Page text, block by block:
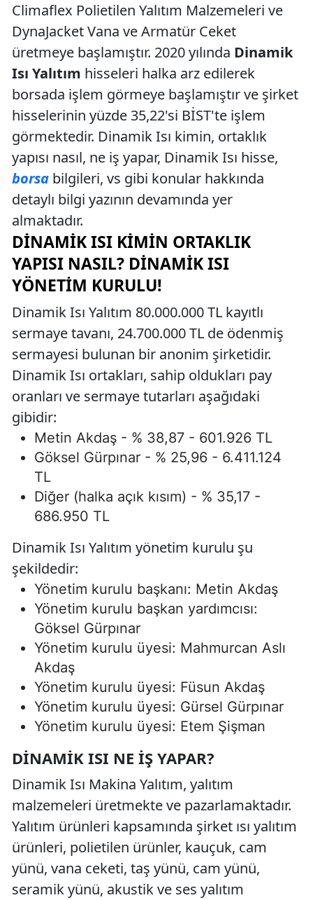
Climaflex Polietilen Yalıtım Malzemeleri ve
DynaJacket Vana ve Armatür Ceket
üretmeye başlamıştır. 2020 yılında Dinamik
Isı Yalıtım hisseleri halka arz edilerek
borsada işlem görmeye başlamıştır ve şirket
hisselerinin yüzde 35,22'si BİST'te işlem
görmektedir. Dinamik Isı kimin, ortaklık
yapısı nasıl, ne iş yapar, Dinamik Isı hisse,
borsa bilgileri, vs gibi konular hakkında
detaylı bilgi yazının devamında yer
almaktadır.
DINAMIK ISI KIMIN ORTAKLIK
YAPISI NASIL? DINAMIK ISI
YÖNETIM KURULU!
Dinamik Isı Yalıtım 80.000.000 TL kayıtlı
sermaye tavanı, 24.700.000 TL de ödenmiş
sermayesi bulunan bir anonim şirketidir.
Dinamik Isı ortakları, sahip oldukları pay
oranları ve sermaye tutarları aşağıdaki
gibidir:
Metin Akdaş - % 38,87 - 601.926 TL
Göksel Gürpınar - % 25,96 - 6.411.124
TL
Diğer (halka açık kısım) - % 35,17 -
686.950 TL
Dinamik Isı Yalıtım yönetim kurulu şu
şekildedir:
Yönetim kurulu başkanı: Metin Akdaş
Yönetim kurulu başkan yardımcısı:
Göksel Gürpınar
Yönetim kurulu üyesi: Mahmurcan Aslı
Akdaş
Yönetim kurulu üyesi: Füsun Akdaş
Yönetim kurulu üyesi: Gürsel Gürpınar
Yönetim kurulu üyesi: Etem Şişman
DINAMIK ISI NE İŞ YAPAR?
Dinamik Isı Makina Yalıtım, yalıtım
malzemeleri üretmekte ve pazarlamaktadır.
Yalıtım ürünleri kapsamında şirket ısı yalıtım
ürünleri, polietilen ürünler, kauçuk, cam
yünü, vana ceketi, taş yünü, cam yünü,
seramik yünü, akustik ve ses yalıtım